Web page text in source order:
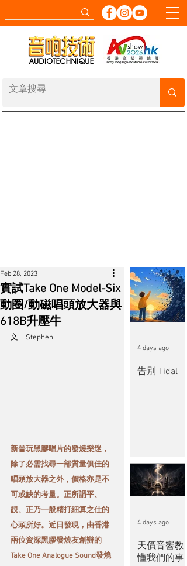
實試Take One Model-Six
動圈/動磁唱頭放大器與
618B升壓牛
Feb 28, 2023
文｜Stephen
新晉玩黑膠唱片的發燒樂迷，
除了必需找尋一部質量俱佳的
唱頭放大器之外，價格亦是不
可或缺的考量。正所謂平、
靚、正乃一般精打細算之仕的
心頭所好。近日發現，由香港
兩位資深黑膠發燒友創辦的
Take One Analogue Sound發燒
告別 Tidal
4 days ago
天價音響教
懂我們的事
4 days ago